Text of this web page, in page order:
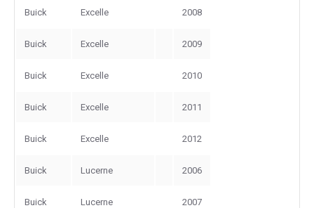
Buick Excelle 2008
Buick Excelle 2009
Buick Excelle 2010
Buick Excelle 2011
Buick Excelle 2012
Buick Lucerne 2006
Buick Lucerne 2007